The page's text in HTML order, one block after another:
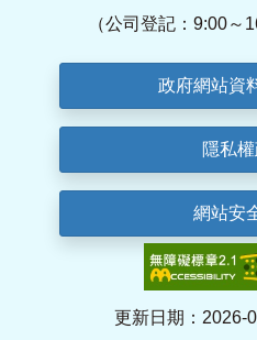
（公司登記：9:00～
政府網站資
隱私
網站安
更新日期：2026-